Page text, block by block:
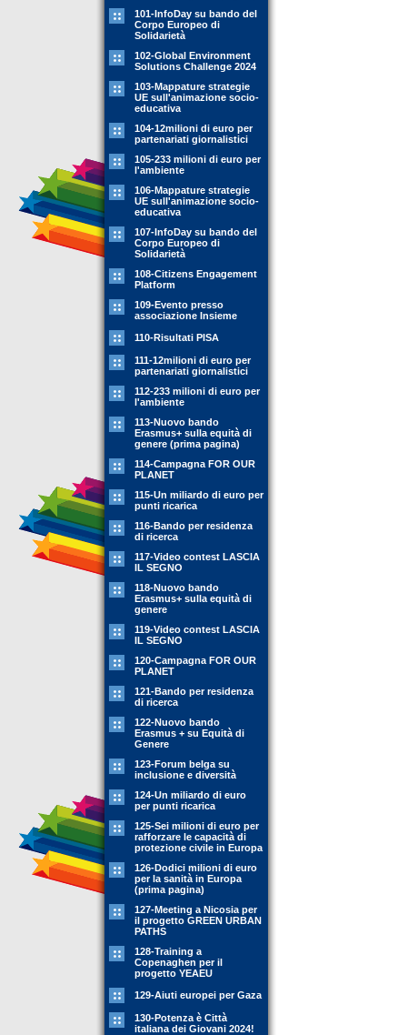
101-InfoDay su bando del
Corpo Europeo di
Solidarietà
102-Global Environment
Solutions Challenge 2024
103-Mappature strategie
UE sull'animazione socio-
educativa
104-12milioni di euro per
partenariati giornalistici
105-233 milioni di euro per
l'ambiente
106-Mappature strategie
UE sull'animazione socio-
educativa
107-InfoDay su bando del
Corpo Europeo di
Solidarietà
108-Citizens Engagement
Platform
109-Evento presso
associazione Insieme
110-Risultati PISA
111-12milioni di euro per
partenariati giornalistici
112-233 milioni di euro per
l'ambiente
113-Nuovo bando
Erasmus+ sulla equità di
genere (prima pagina)
114-Campagna FOR OUR
PLANET
115-Un miliardo di euro per
punti ricarica
116-Bando per residenza
di ricerca
117-Video contest LASCIA
IL SEGNO
118-Nuovo bando
Erasmus+ sulla equità di
genere
119-Video contest LASCIA
IL SEGNO
120-Campagna FOR OUR
PLANET
121-Bando per residenza
di ricerca
122-Nuovo bando
Erasmus + su Equità di
Genere
123-Forum belga su
inclusione e diversità
124-Un miliardo di euro
per punti ricarica
125-Sei milioni di euro per
rafforzare le capacità di
protezione civile in Europa
126-Dodici milioni di euro
per la sanità in Europa
(prima pagina)
127-Meeting a Nicosia per
il progetto GREEN URBAN
PATHS
128-Training a
Copenaghen per il
progetto YEAEU
129-Aiuti europei per Gaza
130-Potenza è Città
italiana dei Giovani 2024!